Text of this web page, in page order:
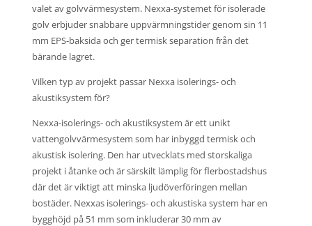
valet av golvvärmesystem. Nexxa-systemet för isolerade
golv erbjuder snabbare uppvärmningstider genom sin 11
mm EPS-baksida och ger termisk separation från det
bärande lagret.
Vilken typ av projekt passar Nexxa isolerings- och
akustiksystem för?
Nexxa-isolerings- och akustiksystem är ett unikt
vattengolvvärmesystem som har inbyggd termisk och
akustisk isolering. Den har utvecklats med storskaliga
projekt i åtanke och är särskilt lämplig för flerbostadshus
där det är viktigt att minska ljudöverföringen mellan
bostäder. Nexxas isolerings- och akustiska system har en
bygghöjd på 51 mm som inkluderar 30 mm av